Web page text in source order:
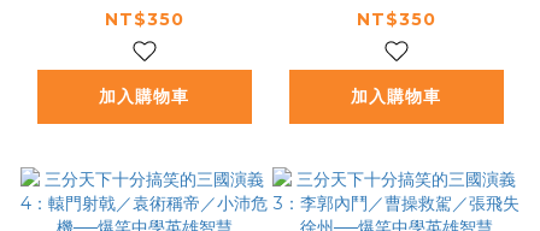
將／張飛不認兄／官渡
之戰──爆笑中學英雄
智慧
NT$350
加入購物車
青梅煮酒／降漢不降曹
──爆笑中學英雄智慧
NT$350
加入購物車